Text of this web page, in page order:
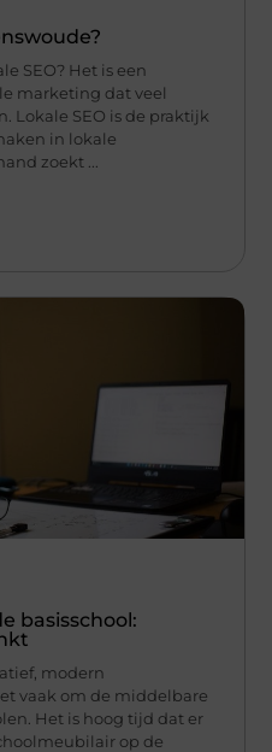
SEO? Het is een
marketing dat veel
Lokale SEO is de praktijk
in lokale
zoekt ...
basisschool:
modern
vaak om de middelbare
Het is hoog tijd dat er
op de